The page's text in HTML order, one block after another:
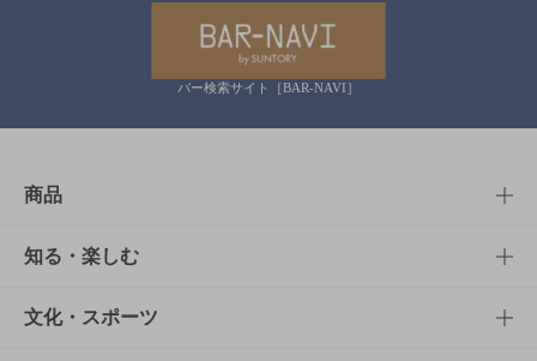
バー検索サイト［BAR-NAVI］
商品
商品TOP
商品一覧
知る・楽しむ
知る・楽しむTOP
文化・スポーツ